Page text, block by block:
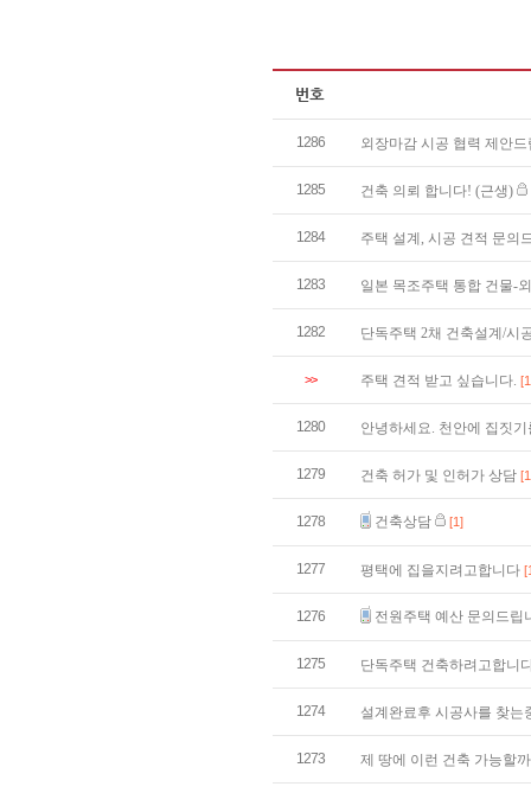
1286 외장마감 시공 협력 제안
1285 건축 의뢰 합니다! (근생)
1284 주택 설계, 시공 견적 문의
1283 일본 목조주택 통합 건물-
1282 단독주택 2채 건축설계/시
>> 주택 견적 받고 싶습니다.
1280 안녕하세요. 천안에 집짓
1279 건축 허가 및 인허가 상담
1278 건축상담 [1]
1277 평택에 집을지려고합니다
1276 전원주택 예산 문의드립
1275 단독주택 건축하려고합니
1274 설계완료후 시공사를 찾는
1273 제 땅에 이런 건축 가능할